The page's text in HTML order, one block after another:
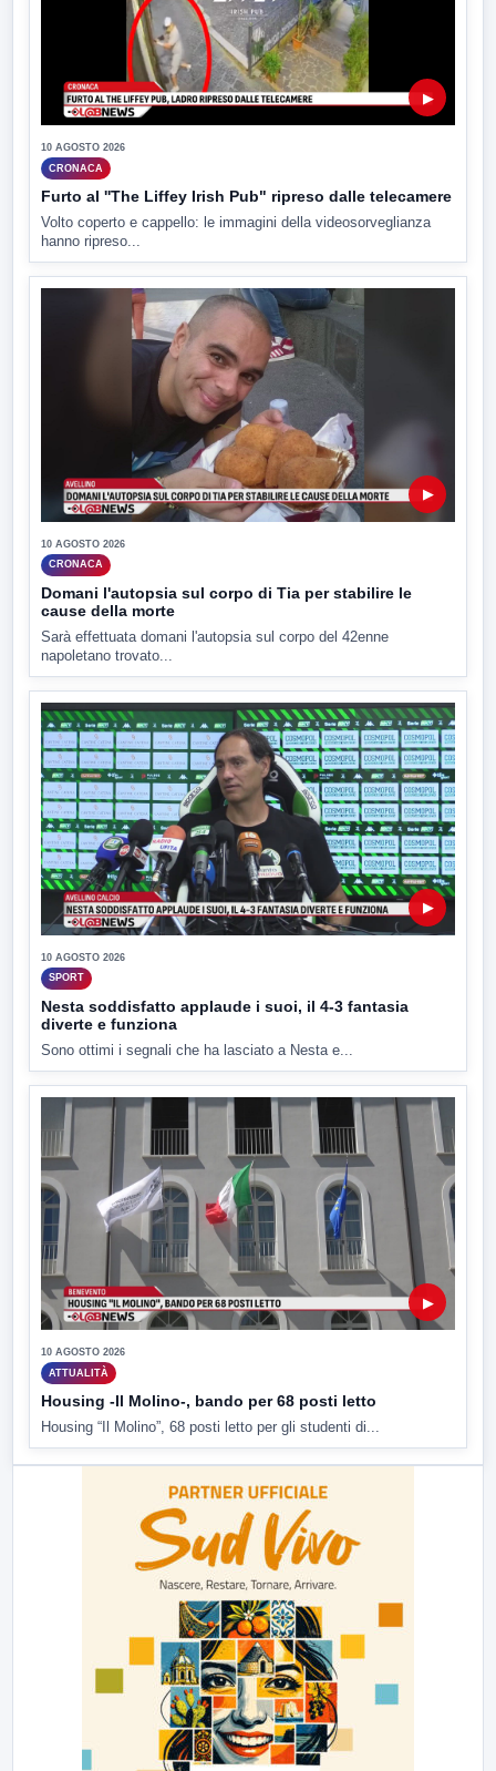
▶
10 AGOSTO 2026
CRONACA
Furto al ''The Liffey Irish Pub" ripreso dalle telecamere
Volto coperto e cappello: le immagini della videosorveglianza
hanno ripreso...
▶
10 AGOSTO 2026
CRONACA
Domani l'autopsia sul corpo di Tia per stabilire le
cause della morte
Sarà effettuata domani l'autopsia sul corpo del 42enne
napoletano trovato...
▶
10 AGOSTO 2026
SPORT
Nesta soddisfatto applaude i suoi, il 4-3 fantasia
diverte e funziona
Sono ottimi i segnali che ha lasciato a Nesta e...
▶
10 AGOSTO 2026
ATTUALITÀ
Housing -Il Molino-, bando per 68 posti letto
Housing “Il Molino”, 68 posti letto per gli studenti di...